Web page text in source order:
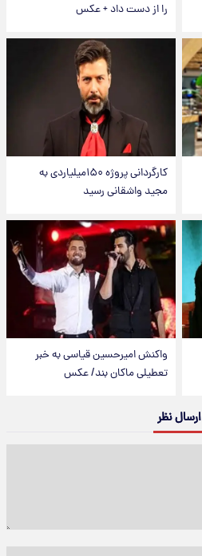
را از دست داد + عکس
کارگردانی پروژه ۱۵۰میلیاردی به
مجید واشقانی رسید
واکنش امیرحسین قیاسی به خبر
تعطیلی ماکان بند/ عکس
ارسال نظر